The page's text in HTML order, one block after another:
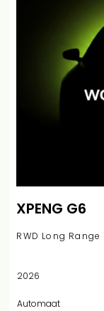
XPENG G6
RWD Long Range
2026
Automaat